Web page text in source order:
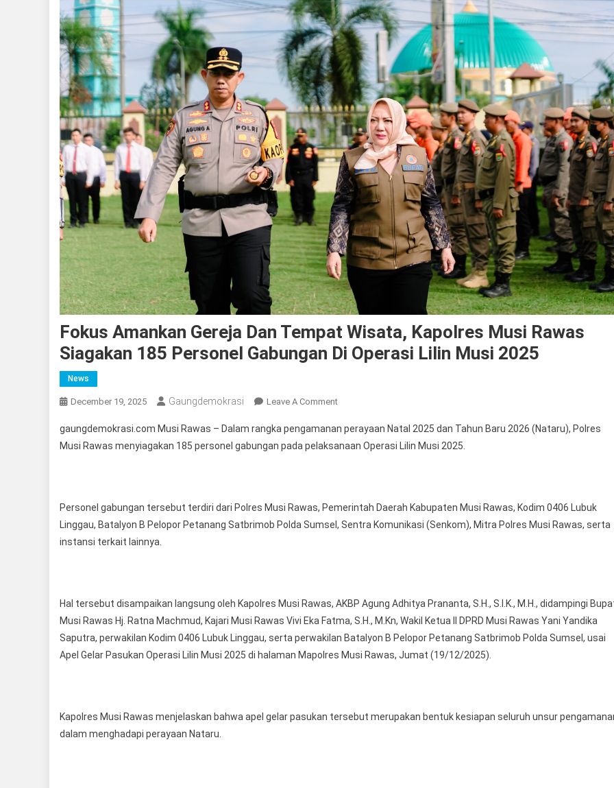
Fokus Amankan Gereja Dan Tempat Wisata, Kapolres Musi Rawas
Siagakan 185 Personel Gabungan Di Operasi Lilin Musi 2025
News
December 19, 2025 Gaungdemokrasi Leave A CommentOn
Amankan
Gereja
Kapolres
Musi
Gabungan
Di
Operasi
Lilin
gaungdemokrasi.com Musi Rawas – Dalam rangka pengamanan perayaan Natal 2025 dan Tahun Baru 2026 (Nataru), Polres
Musi Rawas menyiagakan 185 personel gabungan pada pelaksanaan Operasi Lilin Musi 2025.
Personel gabungan tersebut terdiri dari Polres Musi Rawas, Pemerintah Daerah Kabupaten Musi Rawas, Kodim 0406 Lubuk
Linggau, Batalyon B Pelopor Petanang Satbrimob Polda Sumsel, Sentra Komunikasi (Senkom), Mitra Polres Musi Rawas, serta
instansi terkait lainnya.
Hal tersebut disampaikan langsung oleh Kapolres Musi Rawas, AKBP Agung Adhitya Prananta, S.H., S.I.K., M.H., didampingi
Musi Rawas Hj. Ratna Machmud, Kajari Musi Rawas Vivi Eka Fatma, S.H., M.Kn, Wakil Ketua II DPRD Musi Rawas Yani Yandika
Saputra, perwakilan Kodim 0406 Lubuk Linggau, serta perwakilan Batalyon B Pelopor Petanang Satbrimob Polda Sumsel, usai
Apel Gelar Pasukan Operasi Lilin Musi 2025 di halaman Mapolres Musi Rawas, Jumat (19/12/2025).
Kapolres Musi Rawas menjelaskan bahwa apel gelar pasukan tersebut merupakan bentuk kesiapan seluruh unsur
dalam menghadapi perayaan Nataru.